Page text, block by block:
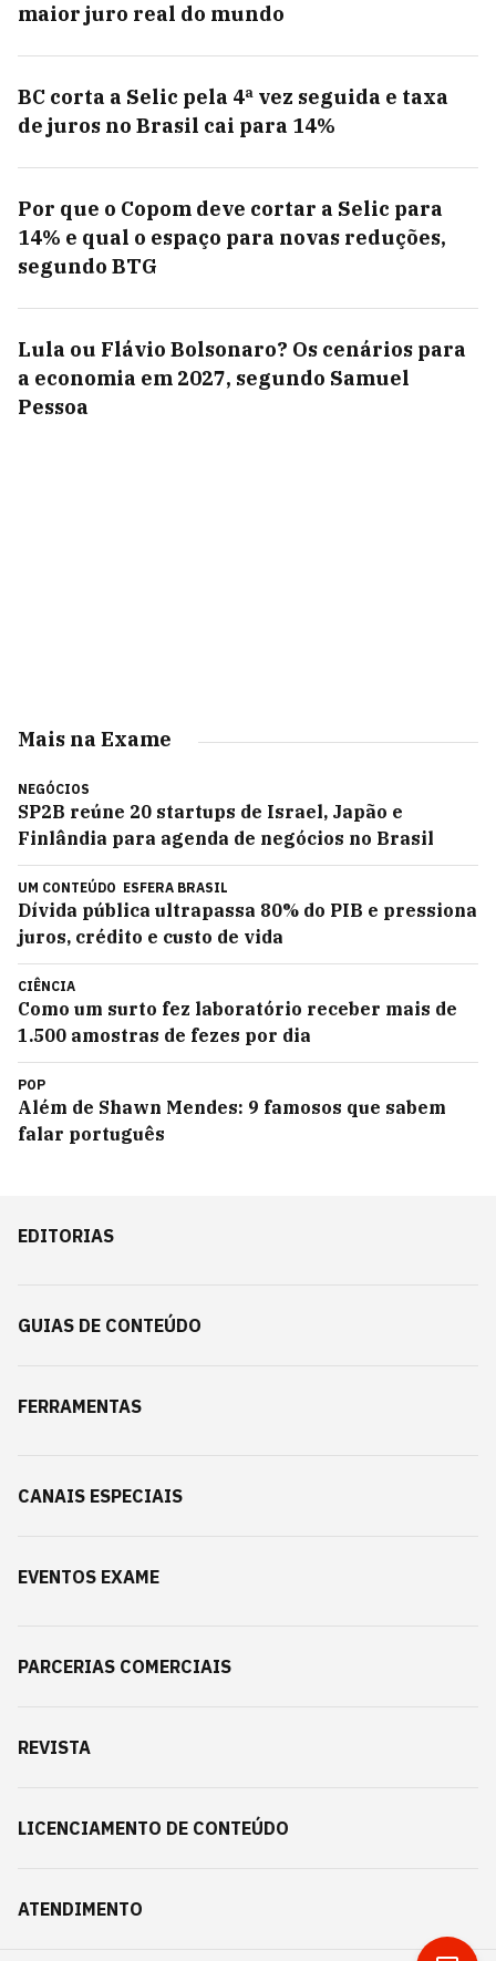
maior juro real do mundo
BC corta a Selic pela 4ª vez seguida e taxa
de juros no Brasil cai para 14%
Por que o Copom deve cortar a Selic para
14% e qual o espaço para novas reduções,
segundo BTG
Lula ou Flávio Bolsonaro? Os cenários para
a economia em 2027, segundo Samuel
Pessoa
Mais na Exame
NEGÓCIOS
SP2B reúne 20 startups de Israel, Japão e
Finlândia para agenda de negócios no Brasil
UM CONTEÚDO ESFERA BRASIL
Dívida pública ultrapassa 80% do PIB e pressiona
juros, crédito e custo de vida
CIÊNCIA
Como um surto fez laboratório receber mais de
1.500 amostras de fezes por dia
POP
Além de Shawn Mendes: 9 famosos que sabem
falar português
EDITORIAS
GUIAS DE CONTEÚDO
FERRAMENTAS
CANAIS ESPECIAIS
EVENTOS EXAME
PARCERIAS COMERCIAIS
REVISTA
LICENCIAMENTO DE CONTEÚDO
ATENDIMENTO